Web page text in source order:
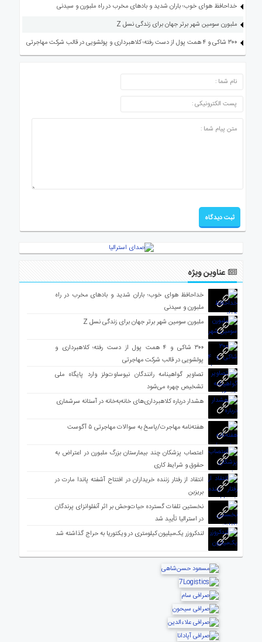
خداحافظ هوای خوب؛ باران شدید و بادهای مخرب در راه ملبورن و سیدنی
ملبورن سومین شهر برتر جهان برای زندگی نسل Z
۳۰۰ شاکی و ۴ همت پول از دست رفته؛ کلاهبرداری و پولشویی در قالب شرکت مهاجرتی
ارسال دیدگاه
عناوین ویژه
خداحافظ هوای خوب؛ باران شدید و بادهای مخرب در راه
ملبورن و سیدنی
ملبورن سومین شهر برتر جهان برای زندگی نسل Z
۳۰۰ شاکی و ۴ همت پول از دست رفته؛ کلاهبرداری و
پولشویی در قالب شرکت مهاجرتی
تصاویر گواهینامه رانندگان نیوساوت‌ولز وارد پایگاه ملی
تشخیص چهره می‌شود
هشدار درباره کلاهبرداری‌های خانه‌به‌خانه در آستانه سرشماری
هفته‌نامه مهاجرت/پاسخ به سوالات مهاجرتی ۵ آگوست
اعتصاب پزشکان چند بیمارستان بزرگ ملبورن در اعتراض به
حقوق و شرایط کاری
انتقاد از رفتار زننده خریداران در افتتاح آشفته پاندا مارت در
بریزبن
نخستین تلفات گسترده حیات‌وحش بر اثر آنفلوانزای پرندگان
در استرالیا تأیید شد
لندکروزر یک‌میلیون کیلومتری در ویکتوریا به حراج گذاشته شد